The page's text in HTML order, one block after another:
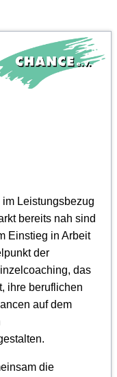
Leistungsbezug
bereits nah sind
Einstieg in Arbeit
der
das
ihre beruflichen
auf dem
die
Ingeborg-Drewitz-Literaturpreis für Gefangene